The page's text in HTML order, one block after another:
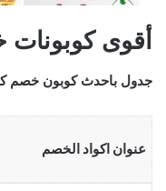
أقوى كوبونات
جدول باحدث كوبون خصم
عنوان اكواد الخصم